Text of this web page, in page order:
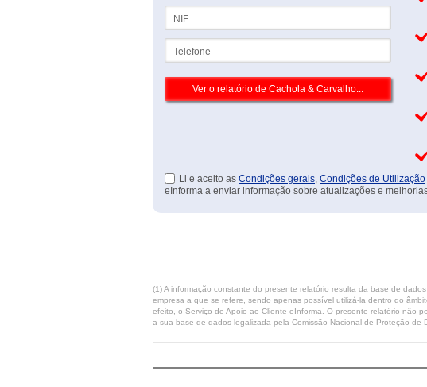
Li e aceito as Condições gerais, Condições de Utilização
eInforma a enviar informação sobre atualizações e
(1) A informação constante do presente relatório resulta da base de
empresa a que se refere, sendo apenas possível utilizá-la dentro do
efeito, o Serviço de Apoio ao Cliente eInforma. O presente relatório não
a sua base de dados legalizada pela Comissão Nacional de Proteção de